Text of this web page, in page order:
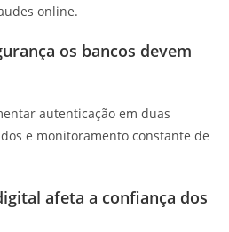
online.
os bancos devem
autenticação em duas
e monitoramento constante de
afeta a confiança dos